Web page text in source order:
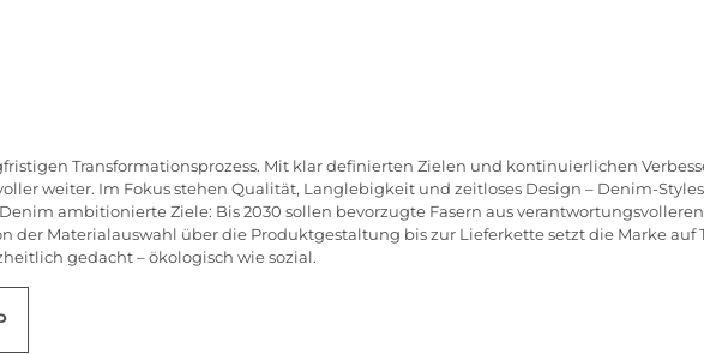
Transformationsprozess. Mit klar definierten Zielen und kontinuierlichen
weiter. Im Fokus stehen Qualität, Langlebigkeit und zeitloses Design – Denim-
ambitionierte Ziele: Bis 2030 sollen bevorzugte Fasern aus
der Materialauswahl über die Produktgestaltung bis zur Lieferkette setzt die Marke auf
gedacht – ökologisch wie sozial.